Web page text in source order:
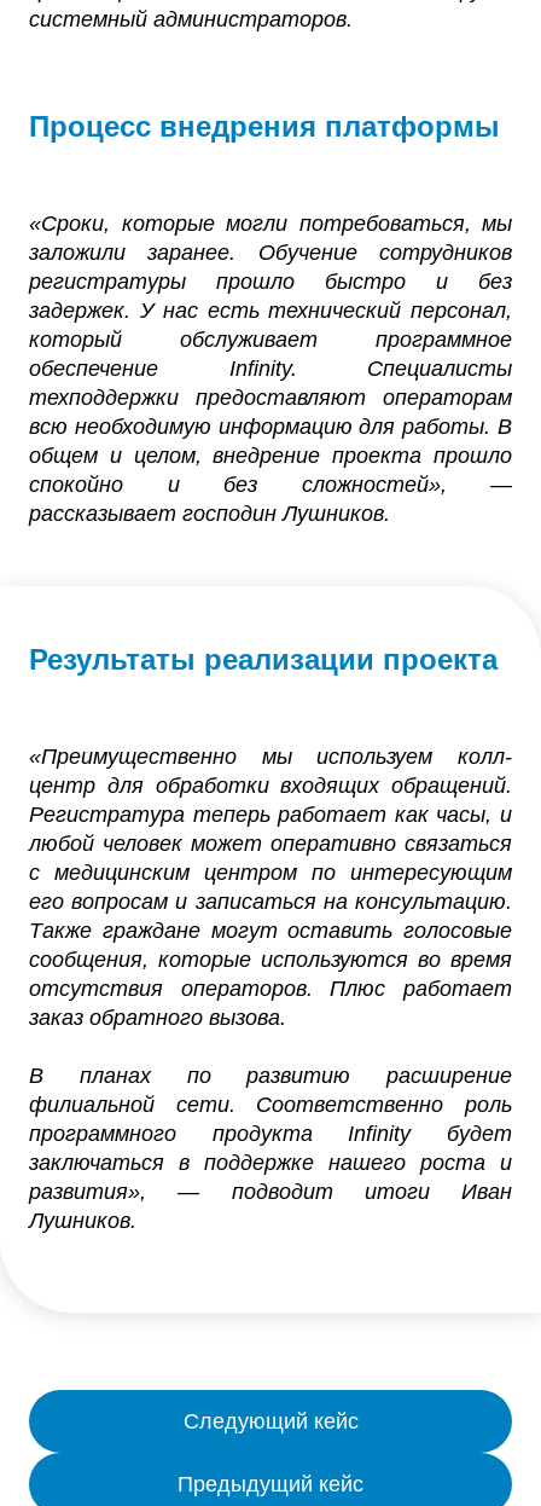
системный администраторов.
Процесс внедрения платформы
«Сроки, которые могли потребоваться, мы
заложили заранее. Обучение сотрудников
регистратуры прошло быстро и без
задержек. У нас есть технический персонал,
который обслуживает программное
обеспечение Infinity. Специалисты
техподдержки предоставляют операторам
всю необходимую информацию для работы. В
общем и целом, внедрение проекта прошло
спокойно и без сложностей», —
рассказывает господин Лушников.
Результаты реализации проекта
«Преимущественно мы используем колл-
центр для обработки входящих обращений.
Регистратура теперь работает как часы, и
любой человек может оперативно связаться
с медицинским центром по интересующим
его вопросам и записаться на консультацию.
Также граждане могут оставить голосовые
сообщения, которые используются во время
отсутствия операторов. Плюс работает
заказ обратного вызова.
В планах по развитию расширение
филиальной сети. Соответственно роль
программного продукта Infinity будет
заключаться в поддержке нашего роста и
развития», — подводит итоги Иван
Лушников.
Предыдущий кейс
Следующий кейс